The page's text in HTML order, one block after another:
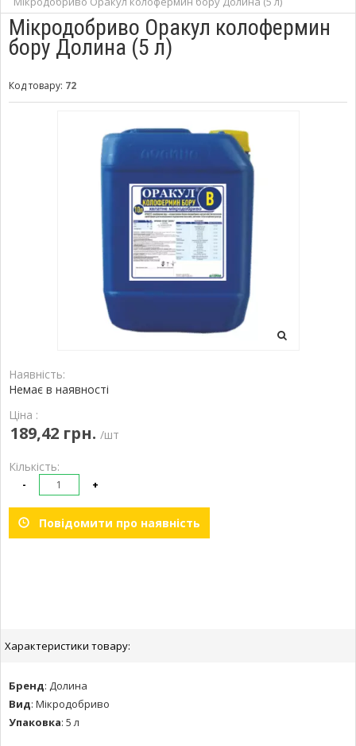
Мікродобриво Оракул колофермин
бору Долина (5 л)
Код товару: 72
Наявність:
Немає в наявності
Ціна :
189,42 грн. /шт
Кількість:
- +
Повідомити про наявність
Характеристики товару:
Бренд: Долина
Вид: Мікродобриво
Упаковка: 5 л